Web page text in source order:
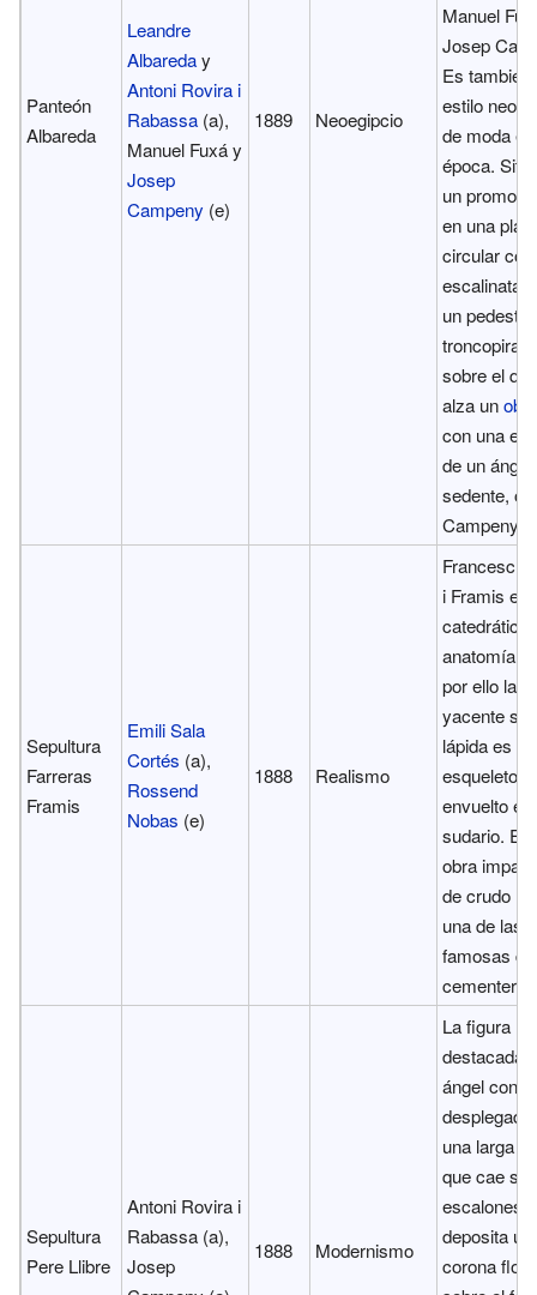
Panteón
Albareda
Leandre
Albareday
Antoni Rovira i
Rabassa (a),
Manuel Fuxá y
Josep
Campeny (e)
1889 Neoegipcio
Manuel
Josep
Es también
estilo
de moda
época.
un
en una
circular con
escalinata,
un pedestal
sobre el
alza un
con una
de un ángel
sedente,
Campeny.
Sepultura
Farreras
Framis
Emili Sala
Cortés (a),
Rossend
Nobas (e)
1888 Realismo
Francesc
i Framis era
catedrático
anatomía,
por ello la
yacente
lápida es un
esqueleto,
envuelto en
sudario. Es
obra
de crudo
una de las
famosas del
cementerio.
Sepultura
Pere Llibre
Antoni Rovira i
Rabassa (a),
Josep
1888 Modernismo
La figura
destacada
ángel con
una larga
que cae
escalones,
deposita
corona